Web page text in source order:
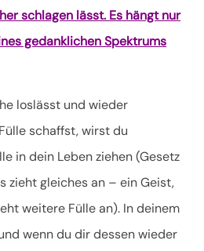
schlagen lässt. Es hängt nur
gedanklichen Spektrums
loslässt und wieder
schaffst, wirst du
in dein Leben ziehen (Gesetz
zieht gleiches an – ein Geist,
weitere Fülle an). In deinem
wenn du dir dessen wieder